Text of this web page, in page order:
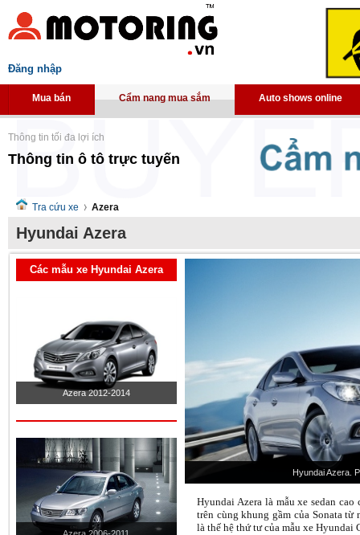
Đăng nhập
Mua bán Cẩm nang mua sắm Auto shows online
Thông tin tối đa lợi ích
Thông tin ô tô trực tuyến
Tra cứu xe Azera
Hyundai Azera
Các mẫu xe Hyundai Azera
Azera 2012-2014
Hyundai Azera.
Hyundai Azera là mẫu xe sedan
trên cùng khung gầm của Sonata
là thế hệ thứ tư của mẫu xe Hyundai